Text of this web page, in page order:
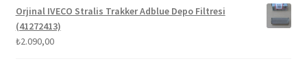
Orjinal IVECO Stralis Trakker Adblue Depo Filtresi
(41272413)
₺2.090,00